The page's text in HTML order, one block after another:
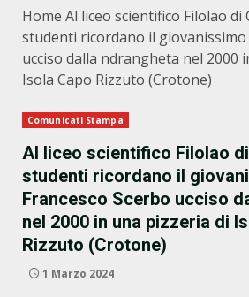
Home Al liceo scientifico Filolao di
studenti ricordano il giovanissimo
ucciso dalla ndrangheta nel 2000
Isola Capo Rizzuto (Crotone)
Comunicati Stampa
Al liceo scientifico Filolao
studenti ricordano il
Francesco Scerbo ucciso
nel 2000 in una pizzeria di
Rizzuto (Crotone)
1 Marzo 2024